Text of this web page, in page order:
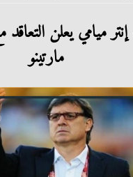
ميامي يعلن
مارتينو